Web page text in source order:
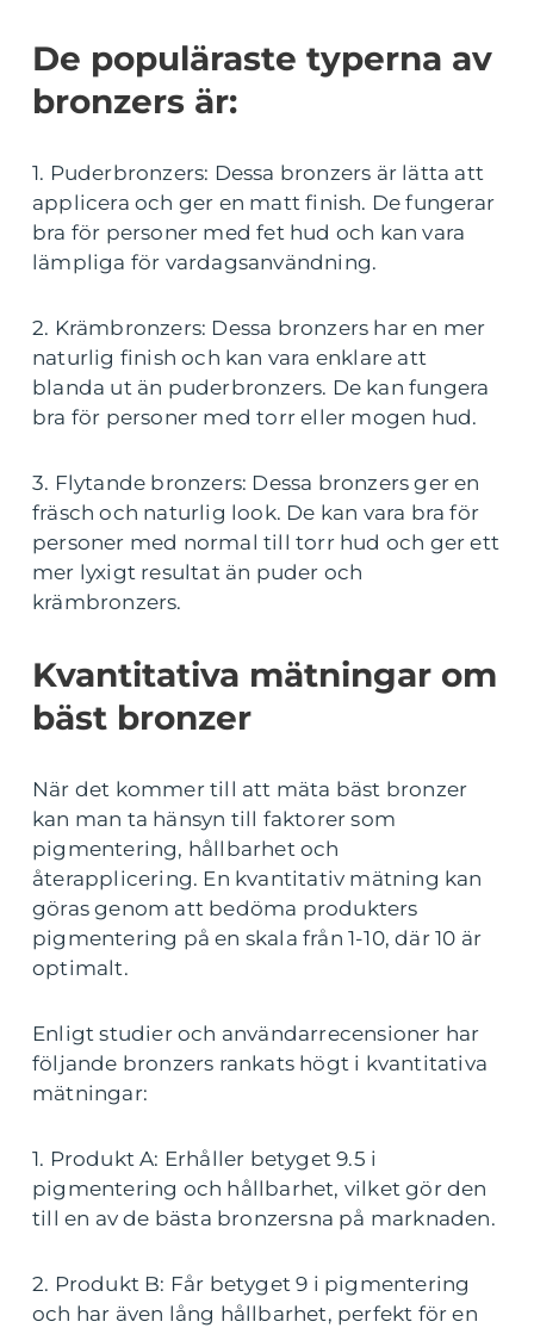
De populäraste typerna av
bronzers är:
1. Puderbronzers: Dessa bronzers är lätta att
applicera och ger en matt finish. De fungerar
bra för personer med fet hud och kan vara
lämpliga för vardagsanvändning.
2. Krämbronzers: Dessa bronzers har en mer
naturlig finish och kan vara enklare att
blanda ut än puderbronzers. De kan fungera
bra för personer med torr eller mogen hud.
3. Flytande bronzers: Dessa bronzers ger en
fräsch och naturlig look. De kan vara bra för
personer med normal till torr hud och ger ett
mer lyxigt resultat än puder och
krämbronzers.
Kvantitativa mätningar om
bäst bronzer
När det kommer till att mäta bäst bronzer
kan man ta hänsyn till faktorer som
pigmentering, hållbarhet och
återapplicering. En kvantitativ mätning kan
göras genom att bedöma produkters
pigmentering på en skala från 1-10, där 10 är
optimalt.
Enligt studier och användarrecensioner har
följande bronzers rankats högt i kvantitativa
mätningar:
1. Produkt A: Erhåller betyget 9.5 i
pigmentering och hållbarhet, vilket gör den
till en av de bästa bronzersna på marknaden.
2. Produkt B: Får betyget 9 i pigmentering
och har även lång hållbarhet, perfekt för en